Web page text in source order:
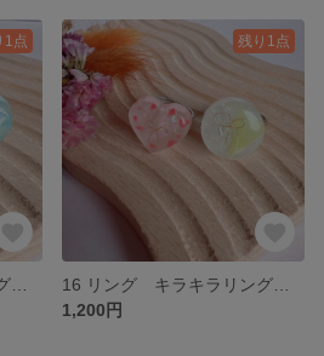
1点 残り1点
1,200円